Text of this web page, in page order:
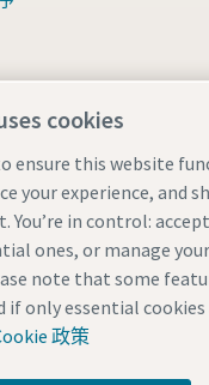
Manage cookies 网站地图
-1沪公网安备
cookies
ensure this website
your experience, and
You’re in control:
ones, or manage your
note that some
if only essential cookies
政策